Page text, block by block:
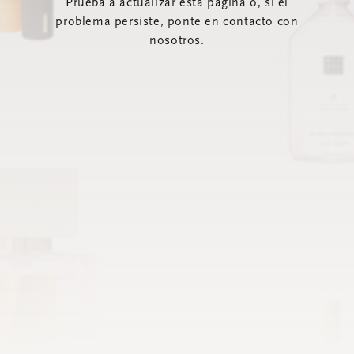
Prueba a actualizar esta página o, si el
problema persiste, ponte en contacto con
nosotros.